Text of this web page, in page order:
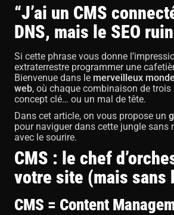
“J’ai un CMS
DNS, mais le SEO
Si cette phrase vous donne
extraterrestre programmer une
Bienvenue dans le merveilleux
web, où chaque combinaison de trois
concept clé… ou un mal de tête.
Dans cet article, on vous propose un
pour naviguer dans cette jungle sans
avec le sourire.
CMS : le chef
votre site (mais sans
CMS = Content